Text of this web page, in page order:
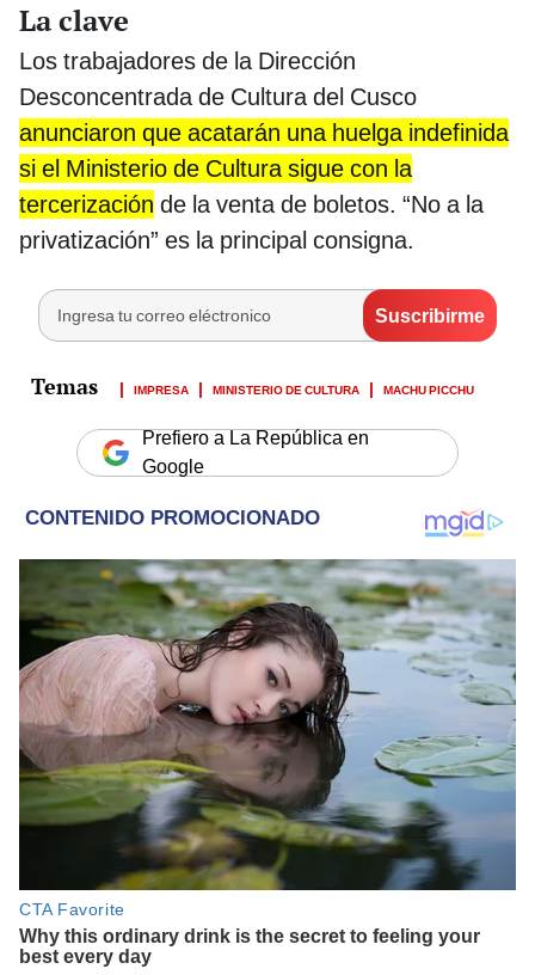
La clave
Los trabajadores de la Dirección
Desconcentrada de Cultura del Cusco
anunciaron que acatarán una huelga indefinida
si el Ministerio de Cultura sigue con la
tercerización de la venta de boletos. “No a la
privatización” es la principal consigna.
IMPRESA MINISTERIO DE CULTURA MACHU PICCHU
Prefiero a La República en
Google